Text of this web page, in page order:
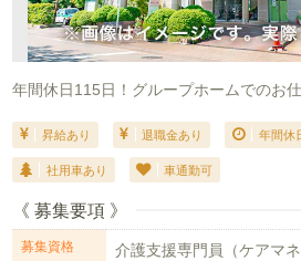
年間休日115日！グループホームでのお
昇給あり 退職金あり 年間休
社用車あり 車通勤可
《 募集要項 》
募集資格 介護支援専門員（ケアマネ